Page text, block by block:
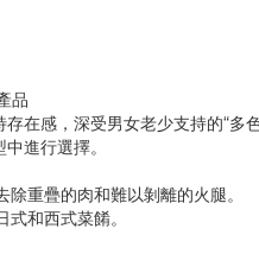
品
在感，深受男女老少支持的“
進行選擇。
重疊的肉和難以剝離的火腿。
和西式菜餚。